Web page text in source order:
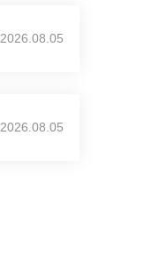
2026.08.05
2026.08.05